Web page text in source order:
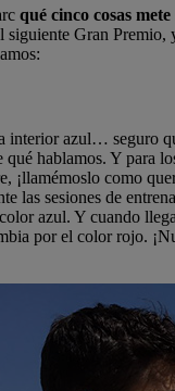
qué cinco cosas
siguiente Gran Premio,
azul… seguro
qué hablamos. Y para
¡llamémoslo como
las sesiones de
azul. Y cuando
por el color rojo.